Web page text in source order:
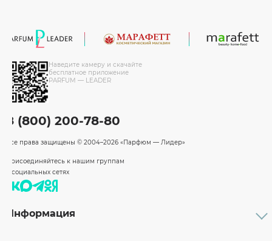
Наведите камеру и скачайте
бесплатное приложение
PARFUM — LEADER
8 (800) 200-78-80
Все права защищены © 2004–2026 «Парфюм — Лидер»
Присоединяйтесь к нашим группам
в социальных сетях
Информация